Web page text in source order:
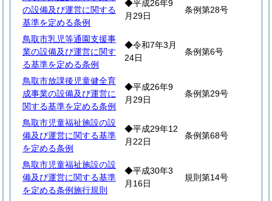
の設備及び運営に関する
基準を定める条例
◆平成26年9
月29日
条例第28号
鳥取市乳児等通園支援事
業の設備及び運営に関す
る基準を定める条例
◆令和7年3月
24日
条例第6号
鳥取市放課後児童健全育
成事業の設備及び運営に
関する基準を定める条例
◆平成26年9
月29日
条例第29号
鳥取市児童福祉施設の設
備及び運営に関する基準
を定める条例
◆平成29年12
月22日
条例第68号
鳥取市児童福祉施設の設
備及び運営に関する基準
を定める条例施行規則
◆平成30年3
月16日
規則第14号